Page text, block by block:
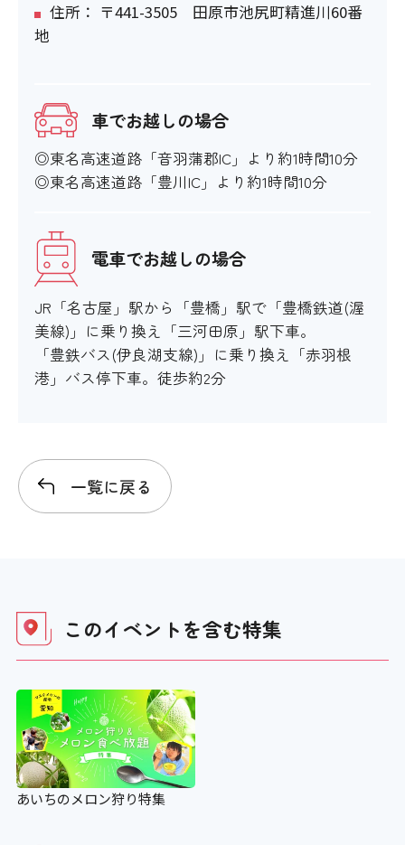
住所： 〒441-3505 田原市池尻町精進川60番
地
車でお越しの場合
◎東名高速道路「音羽蒲郡IC」より約1時間10分
◎東名高速道路「豊川IC」より約1時間10分
電車でお越しの場合
JR「名古屋」駅から「豊橋」駅で「豊橋鉄道(渥
美線)」に乗り換え「三河田原」駅下車。
「豊鉄バス(伊良湖支線)」に乗り換え「赤羽根
港」バス停下車。徒歩約2分
一覧に戻る
このイベントを含む特集
あいちのメロン狩り特集